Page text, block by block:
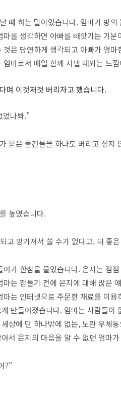
때 하는 말이었습니다. 엄마가 방
를 생각하면 아빠를 빼앗기는 기
은 당연하게 생각되고 아빠가 엄
마로서 매일 함께 지낼 때와는 느
며 이것저것 버리자고 했습니다.
었나봐.”
묻은 물건들을 하나도 버리고 싶지
높였습니다.
고 망가져서 쓸 수가 없다고. 더 좋
가 한참을 울었습니다. 은지는 점
는 잠들기 전에 은지에 대해 많은
는 인터넷으로 주문한 재료를 이
만들어졌습니다. 엄마는 사람들이
상에 단 하나밖에 없는, 노란 우체
서 은지의 마음을 알 수 없던 엄마
?”